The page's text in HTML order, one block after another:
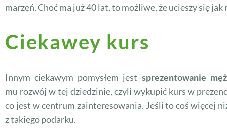
marzeń. Choć ma już 40 lat, to możliwe, że ucieszy się
Ciekawey kurs
Innym ciekawym pomysłem jest sprezentowanie
mu rozwój w tej dziedzinie, czyli wykupić kurs w
co jest w centrum zainteresowania. Jeśli to coś więcej
z takiego podarku.